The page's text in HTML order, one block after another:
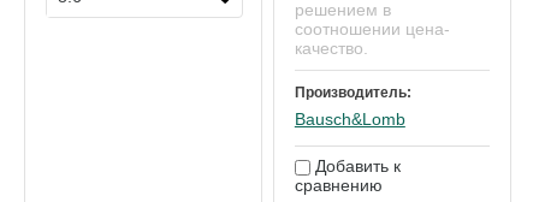
решением в
соотношении цена-
качество.
Производитель:
Bausch&Lomb
Добавить к
сравнению